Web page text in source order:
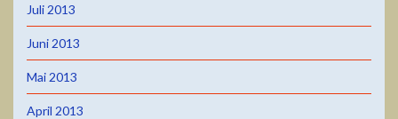
Juli 2013
Juni 2013
Mai 2013
April 2013